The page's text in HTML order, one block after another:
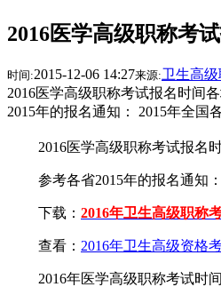
2016医学高级职称考
时间:2015-12-06 14:27来源:卫生高
2016医学高级职称考试报名时间
2015年的报名通知： 2015年全国
2016医学高级职称考试报名时
参考各省2015年的报名通知：
下载： 2016年卫生高级职称
查看： 2016年卫生高级资格
2016年医学高级职称考试时间